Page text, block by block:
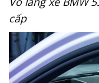
cấp